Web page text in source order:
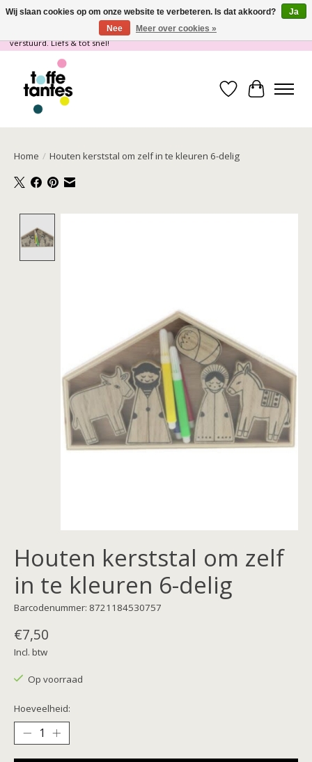
Wij gaan op vakantie! vanaf 4 juli t/m 21 juli worden er geen pakketjes
verstuurd. Liefs & tot snel!
Verlanglijst
Home / Houten kerststal om zelf in te kleuren 6-delig
Houten kerststal om zelf
in te kleuren 6-delig
Barcodenummer: 8721184530757
€7,50
Incl. btw
Op voorraad
Hoeveelheid:
Wij slaan cookies op om onze website te verbeteren. Is dat akkoord?
Ja
Nee
Meer over cookies »